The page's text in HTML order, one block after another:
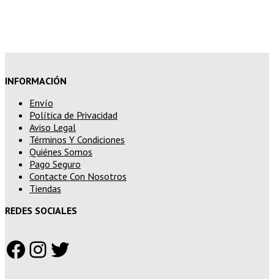
INFORMACIÓN
Envío
Política de Privacidad
Aviso Legal
Términos Y Condiciones
Quiénes Somos
Pago Seguro
Contacte Con Nosotros
Tiendas
REDES SOCIALES
Facebook
Instagram
Twitter